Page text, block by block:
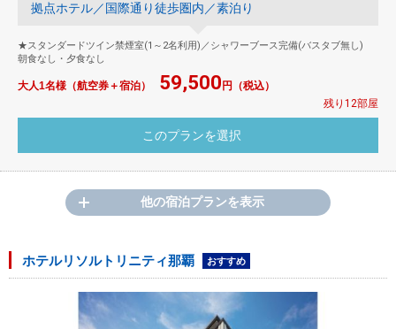
拠点ホテル／国際通り徒歩圏内／素泊り
★スタンダードツイン禁煙室(1～2名利用)／シャワーブース完備(バスタブ無し)
朝食なし・夕食なし
大人1名様（航空券＋宿泊） 59,500 円（税込）
残り12部屋
他の宿泊プランを表示
ホテルリソルトリニティ那覇 おすすめ